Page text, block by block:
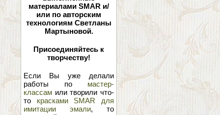
материалами SMAR и/
или по авторским
технологиям Светланы
Мартыновой.
Присоединяйтесь к
творчеству!
Если Вы уже делали
работы по мастер-
классам или творили что-
то красками SMAR для
имитации эмали, то